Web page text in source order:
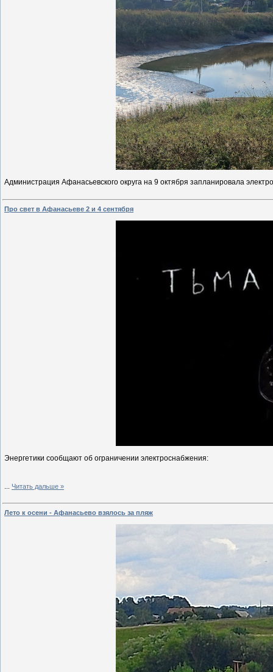
Администрация Афанасьевского округа на 9 октября запланировала
Про свет в Афанасьеве 2 и 4 сентября
Энергетики сообщают об ограничении электроснабжения:
Читать дальше »
Лето к осени - Афанасьево взялось за пляж